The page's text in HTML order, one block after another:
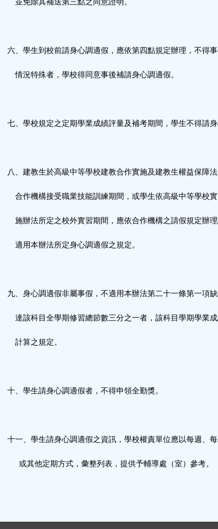
並免除其補送第三點之同意證明。
六、學生到校前請身心調適假，應依第四點規定辦理，不得
情況特殊者，學校得同意事後補請身心調適假。
七、學校規定之定期學業成績評量及補考期間，學生不得請
八、建教生於高級中等學校建教合作實施及建教生權益保障
合作機構接受職業技能訓練期間，或學生依高級中等學校
施辦法所定之校外實習期間，應依合作機構之請假規定辦
適用本辦法所定身心調適假之規定。
九、身心調適假非屬事假，不適用本辦法第二十一條第一項
達該科目全學期修習總節數三分之一者，該科目學期學業
計算之規定。
十、學生請身心調適假者，不得申領全勤獎。
十一、學生請身心調適假之資訊，學校權責單位應以每週、
或其他定期方式，彙整列表，提供予輔導處（室）參考。